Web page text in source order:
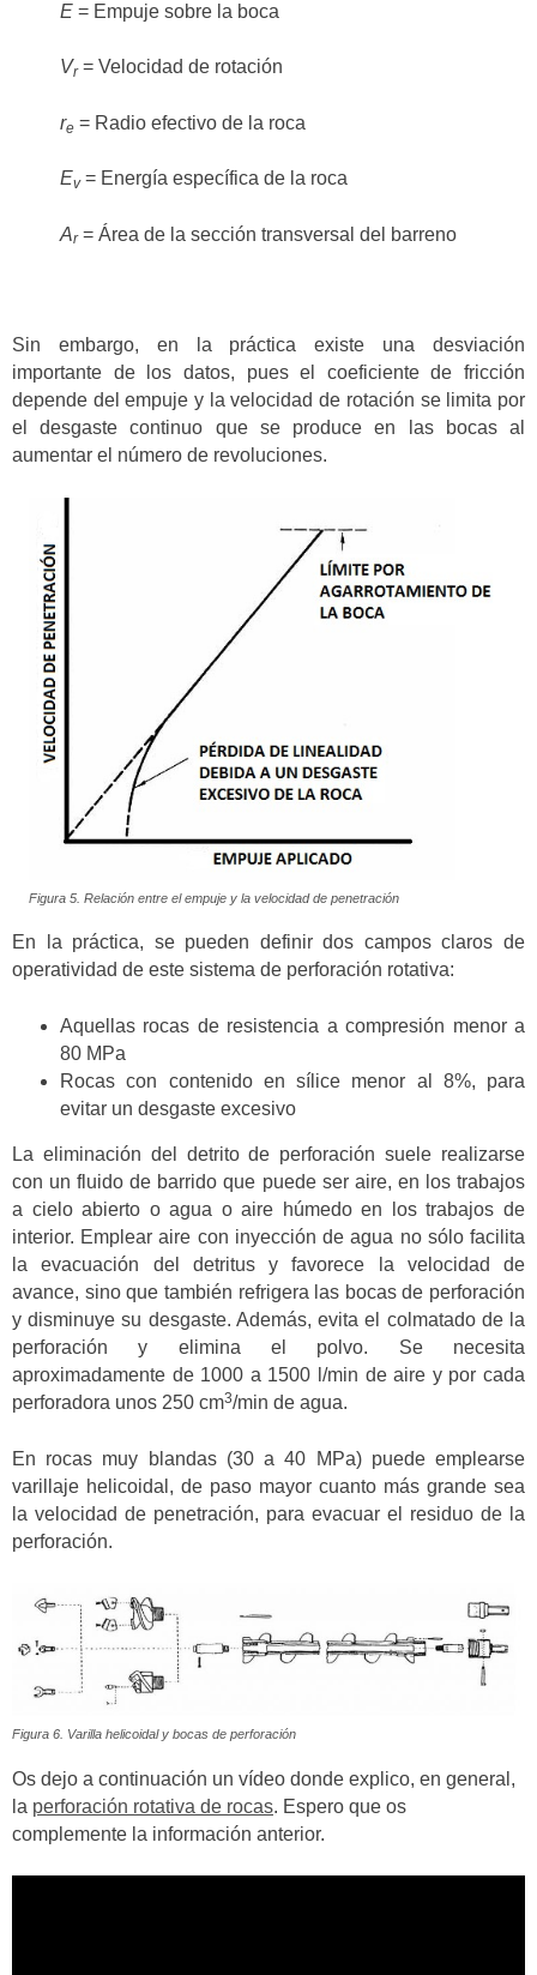
E = Empuje sobre la boca
Vr= Velocidad de rotación
re = Radio efectivo de la roca
Ev= Energía específica de la roca
Ar= Área de la sección transversal del barreno
Sin embargo, en la práctica existe una desviación
importante de los datos, pues el coeficiente de fricción
depende del empuje y la velocidad de rotación se limita por
el desgaste continuo que se produce en las bocas al
aumentar el número de revoluciones.
Figura 5. Relación entre el empuje y la velocidad de penetración
En la práctica, se pueden definir dos campos claros de
operatividad de este sistema de perforación rotativa:
Aquellas rocas de resistencia a compresión menor a
80 MPa
Rocas con contenido en sílice menor al 8%, para
evitar un desgaste excesivo
La eliminación del detrito de perforación suele realizarse
con un fluido de barrido que puede ser aire, en los trabajos
a cielo abierto o agua o aire húmedo en los trabajos de
interior. Emplear aire con inyección de agua no sólo facilita
la evacuación del detritus y favorece la velocidad de
avance, sino que también refrigera las bocas de perforación
y disminuye su desgaste. Además, evita el colmatado de la
perforación y elimina el polvo. Se necesita
aproximadamente de 1000 a 1500 l/min de aire y por cada
perforadora unos 250 cm3/min de agua.
En rocas muy blandas (30 a 40 MPa) puede emplearse
varillaje helicoidal, de paso mayor cuanto más grande sea
la velocidad de penetración, para evacuar el residuo de la
perforación.
Figura 6. Varilla helicoidal y bocas de perforación
Os dejo a continuación un vídeo donde explico, en general,
la perforación rotativa de rocas. Espero que os
complemente la información anterior.